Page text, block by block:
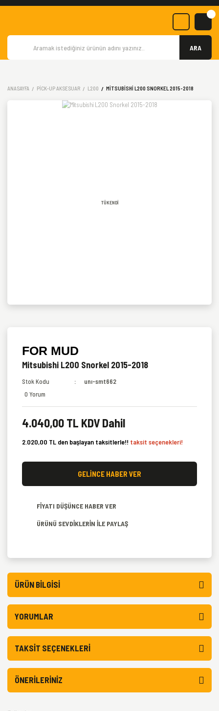
ARA
ANASAYFA PICK-UP AKSESUAR L200 MITSUBISHI L200 SNORKEL 2015-2018
TÜKENDİ
FOR MUD
Mitsubishi L200 Snorkel 2015-2018
Stok Kodu
unı-smt662
0 Yorum
4.040,00 TL KDV Dahil
2.020,00 TL den başlayan taksitlerle!! taksit seçenekleri!
GELİNCE HABER VER
FİYATI DÜŞÜNCE HABER VER
ÜRÜNÜ SEVDİKLERİN İLE PAYLAŞ
ÜRÜN BILGISI
YORUMLAR
TAKSIT SEÇENEKLERI
ÖNERILERINIZ